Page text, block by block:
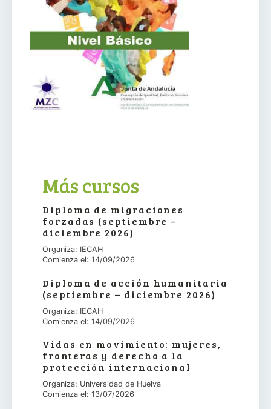
Más cursos
Diploma de migraciones
forzadas (septiembre –
diciembre 2026)
Organiza: IECAH
Comienza el: 14/09/2026
Diploma de acción humanitaria
(septiembre – diciembre 2026)
Organiza: IECAH
Comienza el: 14/09/2026
Vidas en movimiento: mujeres,
fronteras y derecho a la
protección internacional
Organiza: Universidad de Huelva
Comienza el: 13/07/2026